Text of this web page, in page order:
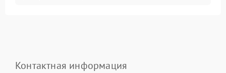
Контактная информация